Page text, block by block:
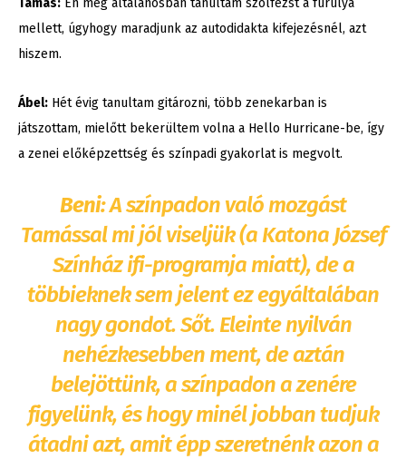
Tamás: Én még általánosban tanultam szolfézst a furulya
mellett, úgyhogy maradjunk az autodidakta kifejezésnél, azt
hiszem.
Ábel: Hét évig tanultam gitározni, több zenekarban is
játszottam, mielőtt bekerültem volna a Hello Hurricane-be, így
a zenei előképzettség és színpadi gyakorlat is megvolt.
Beni:A színpadon való mozgást
Tamással mi jól viseljük (a Katona József
Színház ifi-programja miatt), de a
többieknek sem jelent ez egyáltalában
nagy gondot. Sőt. Eleinte nyilván
nehézkesebben ment, de aztán
belejöttünk, a színpadon a zenére
figyelünk, és hogy minél jobban tudjuk
átadni azt, amit épp szeretnénk azon a